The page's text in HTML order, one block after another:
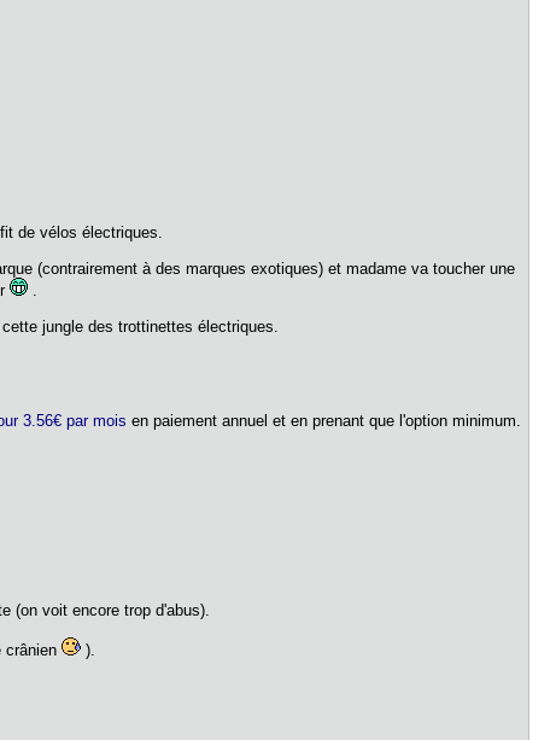
de vélos électriques.
(contrairement à des marques exotiques) et madame va toucher une
.
jungle des trottinettes électriques.
3.56€ par mois en paiement annuel et en prenant que l'option minimum.
(on voit encore trop d'abus).
crânien ).